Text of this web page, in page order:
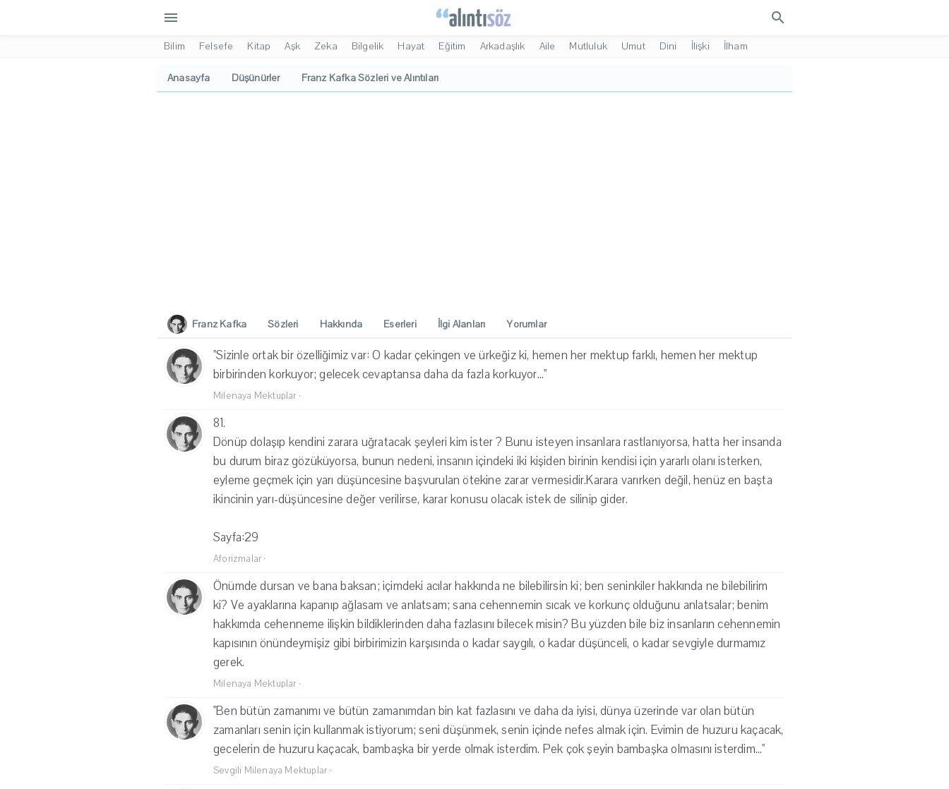
menu search
Bilim Felsefe Kitap Aşk Zeka Bilgelik Hayat Eğitim Arkadaşlık Aile Mutluluk Umut Dini İlişki İlham
Anasayfa Düşünürler Franz Kafka Sözleri ve Alıntıları
Franz Kafka Sözleri Hakkında Eserleri İlgi Alanları Yorumlar
''Sizinle ortak bir özelliğimiz var: O kadar çekingen ve ürkeğiz ki, hemen her mektup farklı, hemen her mektup
birbirinden korkuyor; gelecek cevaptansa daha da fazla korkuyor...''
Milenaya Mektuplar ·
81.
Dönüp dolaşıp kendini zarara uğratacak şeyleri kim ister ? Bunu isteyen insanlara rastlanıyorsa, hatta her insanda
bu durum biraz gözüküyorsa, bunun nedeni, insanın içindeki iki kişiden birinin kendisi için yararlı olanı isterken,
eyleme geçmek için yarı düşüncesine başvurulan ötekine zarar vermesidir.Karara varırken değil, henüz en başta
ikincinin yarı-düşüncesine değer verilirse, karar konusu olacak istek de silinip gider.
Sayfa:29
Aforizmalar ·
Önümde dursan ve bana baksan; içimdeki acılar hakkında ne bilebilirsin ki; ben seninkiler hakkında ne bilebilirim
ki? Ve ayaklarına kapanıp ağlasam ve anlatsam; sana cehennemin sıcak ve korkunç olduğunu anlatsalar; benim
hakkımda cehenneme ilişkin bildiklerinden daha fazlasını bilecek misin? Bu yüzden bile biz insanların cehennemin
kapısının önündeymişiz gibi birbirimizin karşısında o kadar saygılı, o kadar düşünceli, o kadar sevgiyle durmamız
gerek.
Milenaya Mektuplar ·
"Ben bütün zamanımı ve bütün zamanımdan bin kat fazlasını ve daha da iyisi, dünya üzerinde var olan bütün
zamanları senin için kullanmak istiyorum; seni düşünmek, senin içinde nefes almak için. Evimin de huzuru kaçacak,
gecelerin de huzuru kaçacak, bambaşka bir yerde olmak isterdim. Pek çok şeyin bambaşka olmasını isterdim..."
Sevgili Milenaya Mektuplar ·